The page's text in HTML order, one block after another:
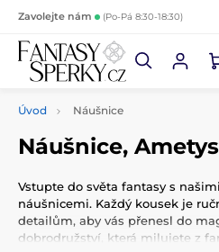
Zavolejte nám (Po-Pá 8:30-18:30)
Úvod Náušnice
Náušnice,
Vstupte do světa fantasy s
náušnicemi. Každý kousek je
detailům, aby vás přenesl do
dobrodružství, která milujete z